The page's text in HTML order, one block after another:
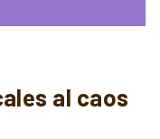
al caos